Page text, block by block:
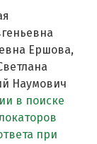
Ершова,
Наумович
в поиске
при